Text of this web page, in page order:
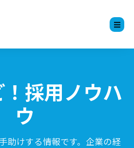
採用ノウハ
ウ
助けする情報です。企業の経